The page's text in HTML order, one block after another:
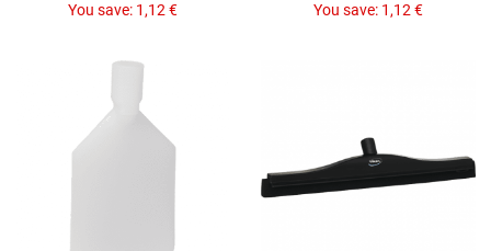
You save: 1,12 €
You save: 1,12 €
Quick View